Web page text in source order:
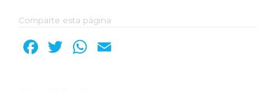
Comparte esta página
F
T
W